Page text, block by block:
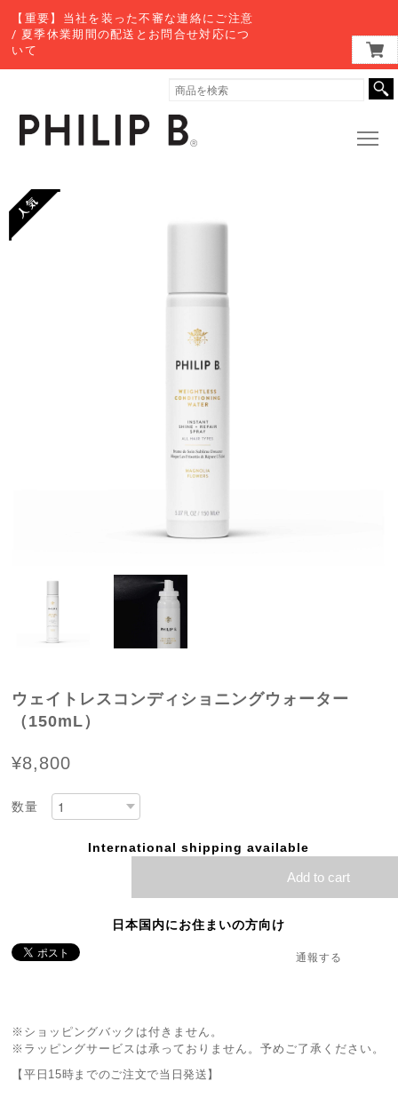
【重要】当社を装った不審な連絡にご注意
/ 夏季休業期間の配送とお問合せ対応につ
いて
ウェイトレスコンディショニングウォーター
（150mL）
¥8,800
数量
International shipping available
Add to cart
日本国内にお住まいの方向け
通報する
※ショッピングバックは付きません。
※ラッピングサービスは承っておりません。予めご了承ください。
【平日15時までのご注文で当日発送】